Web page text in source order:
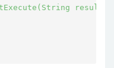
result)